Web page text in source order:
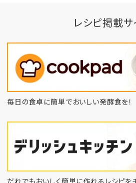
レシピ掲載サ
毎日の食卓に簡単でおいしい発酵食を！
だれでもおいしく簡単に作れるレシピを